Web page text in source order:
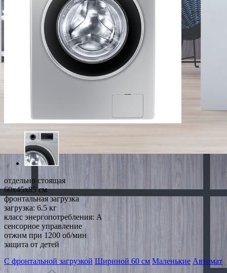
отдельно стоящая
60x45x85 см
фронтальная загрузка
загрузка: 6.5 кг
класс энергопотребления: A
сенсорное управление
отжим при 1200 об/мин
защита от детей
С фронтальной загрузкой Шириной 60 см Маленькие Автомат